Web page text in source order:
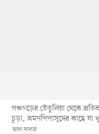
পঞ্চগড়ের তেঁতুলিয়া থেকে
চূড়া, ভ্রমণপিপাসুদের কাছে
আল সাবাহ